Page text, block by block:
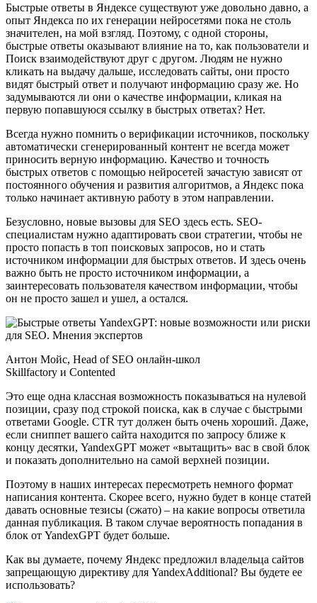
Быстрые ответы в Яндексе существуют уже довольно давно, а
опыт Яндекса по их генерации нейросетями пока не столь
значителен, на мой взгляд. Поэтому, с одной стороны,
быстрые ответы оказывают влияние на то, как пользователи и
Поиск взаимодействуют друг с другом. Людям не нужно
кликать на выдачу дальше, исследовать сайты, они просто
видят быстрый ответ и получают информацию сразу же. Но
задумываются ли они о качестве информации, кликая на
первую попавшуюся ссылку в быстрых ответах? Нет.
Всегда нужно помнить о верификации источников, поскольку
автоматически сгенерированный контент не всегда может
приносить верную информацию. Качество и точность
быстрых ответов с помощью нейросетей зачастую зависят от
постоянного обучения и развития алгоритмов, а Яндекс пока
только начинает активную работу в этом направлении.
Безусловно, новые вызовы для SEO здесь есть. SEO-
специалистам нужно адаптировать свои стратегии, чтобы не
просто попасть в топ поисковых запросов, но и стать
источником информации для быстрых ответов. И здесь очень
важно быть не просто источником информации, а
заинтересовать пользователя качеством информации, чтобы
он не просто зашел и ушел, а остался.
Антон Мойс, Head of SEO онлайн-школ
Skillfactory и Contented
Это еще одна классная возможность показываться на нулевой
позиции, сразу под строкой поиска, как в случае с быстрыми
ответами Google. CTR тут должен быть очень хороший. Даже,
если сниппет вашего сайта находится по запросу ближе к
концу десятки, YandexGPT может «вытащить» вас в свой блок
и показать дополнительно на самой верхней позиции.
Поэтому в наших интересах пересмотреть немного формат
написания контента. Скорее всего, нужно будет в конце статей
давать основные тезисы (сжато) – на какие вопросы ответила
данная публикация. В таком случае вероятность попадания в
блок от YandexGPT будет больше.
Как вы думаете, почему Яндекс предложил владельца сайтов
запрещающую директиву для YandexAdditional? Вы будете ее
использовать?